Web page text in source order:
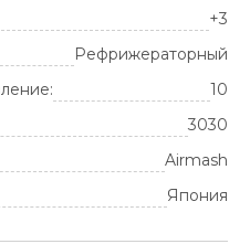
+3
Рефрижераторный
10
3030
Airmash
Япония